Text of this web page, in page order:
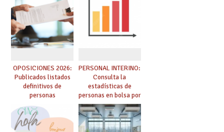
OPOSICIONES 2026:
Publicados listados
definitivos de
personas
seleccionadas. ¿Qué
hacer ahora si he
obtenido plaza?
PERSONAL INTERINO:
Consulta la
estadísticas de
personas en bolsa por
cuerpo, especialidad
y tipo de bolsa para
el curso 26/27